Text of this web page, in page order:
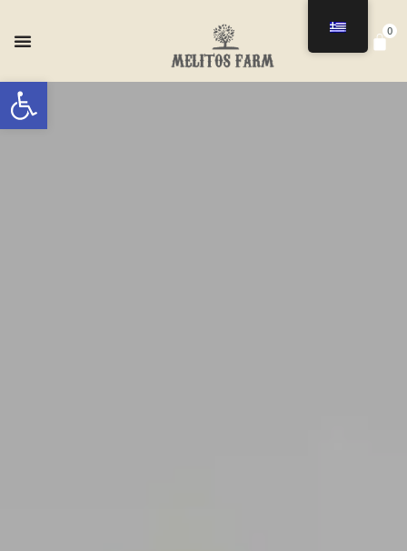
Ανοίξτε τη γραμμή εργαλείων
0